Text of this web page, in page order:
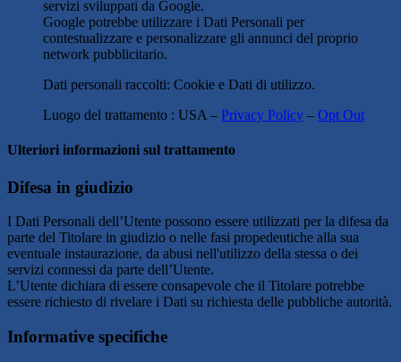
servizi sviluppati da Google.
Google potrebbe utilizzare i Dati Personali per
contestualizzare e personalizzare gli annunci del proprio
network pubblicitario.
Dati personali raccolti: Cookie e Dati di utilizzo.
Luogo del trattamento : USA – Privacy Policy – Opt Out
Ulteriori informazioni sul trattamento
Difesa in giudizio
I Dati Personali dell’Utente possono essere utilizzati per la difesa da
parte del Titolare in giudizio o nelle fasi propedeutiche alla sua
eventuale instaurazione, da abusi nell'utilizzo della stessa o dei
servizi connessi da parte dell’Utente.
L’Utente dichiara di essere consapevole che il Titolare potrebbe
essere richiesto di rivelare i Dati su richiesta delle pubbliche autorità.
Informative specifiche